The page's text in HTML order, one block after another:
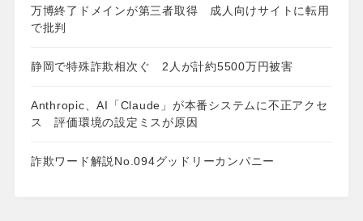
万博終了ドメインが第三者取得 成人向けサイトに転用
で批判
静岡で特殊詐欺相次ぐ 2人が計約5500万円被害
Anthropic、AI「Claude」が本番システムに不正アクセ
ス 評価環境の設定ミスが原因
詐欺ワード解説No.094グッドリーカンパニー